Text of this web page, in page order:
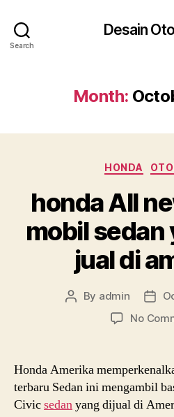
Search
Desain
Month:
HONDA
honda All
mobil sedan
jual di
Post
By admin
Post
date
No
Honda Amerika
terbaru Sedan ini mengambil
Civicsedanyang dijual di